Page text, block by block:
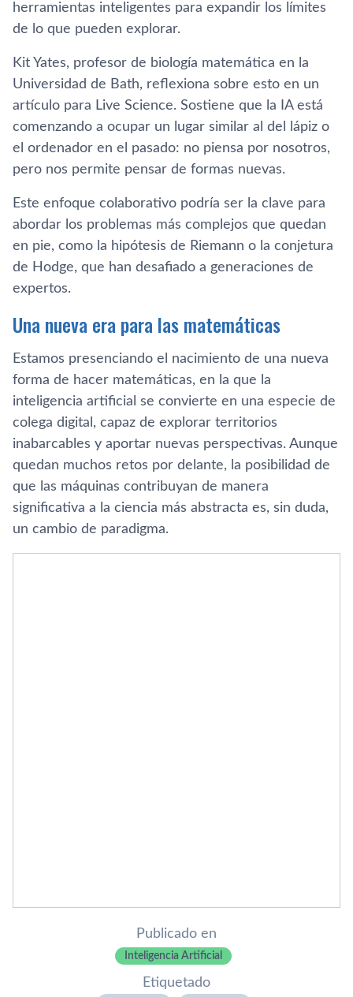
herramientas inteligentes para expandir los límites
de lo que pueden explorar.
Kit Yates, profesor de biología matemática en la
Universidad de Bath, reflexiona sobre esto en un
artículo para Live Science. Sostiene que la IA está
comenzando a ocupar un lugar similar al del lápiz o
el ordenador en el pasado: no piensa por nosotros,
pero nos permite pensar de formas nuevas.
Este enfoque colaborativo podría ser la clave para
abordar los problemas más complejos que quedan
en pie, como la hipótesis de Riemann o la conjetura
de Hodge, que han desafiado a generaciones de
expertos.
Una nueva era para las matemáticas
Estamos presenciando el nacimiento de una nueva
forma de hacer matemáticas, en la que la
inteligencia artificial se convierte en una especie de
colega digital, capaz de explorar territorios
inabarcables y aportar nuevas perspectivas. Aunque
quedan muchos retos por delante, la posibilidad de
que las máquinas contribuyan de manera
significativa a la ciencia más abstracta es, sin duda,
un cambio de paradigma.
Publicado en
Inteligencia Artificial
Etiquetado